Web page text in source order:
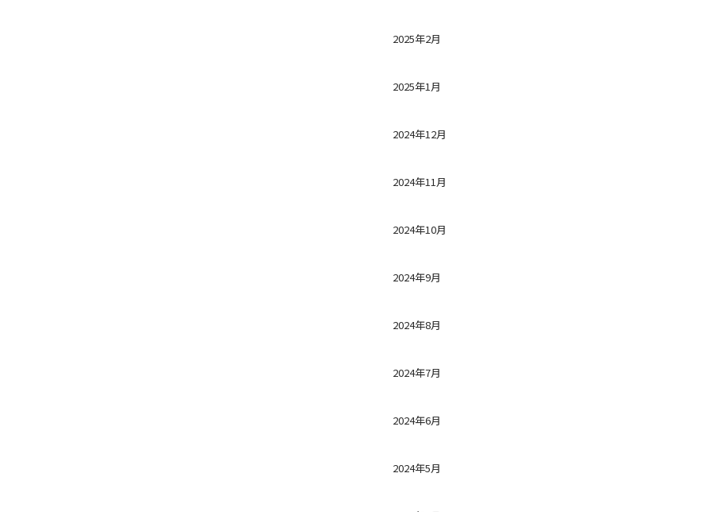
2025年2月
2025年1月
2024年12月
2024年11月
2024年10月
2024年9月
2024年8月
2024年7月
2024年6月
2024年5月